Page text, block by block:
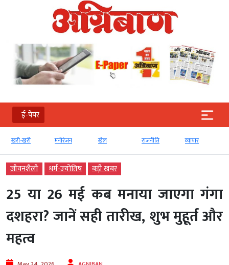
ई-पेपर
खरी-खरी मनोरंजन खेल राजनीति व्‍यापार
जीवनशैली धर्म-ज्‍योतिष बड़ी खबर
25 या 26 मई कब मनाया जाएगा गंगा
दशहरा? जानें सही तारीख, शुभ मुहूर्त और
महत्व